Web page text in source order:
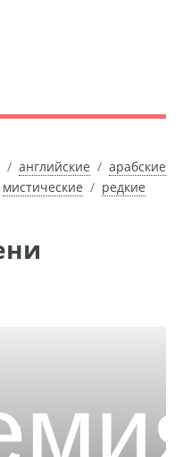
английские
арабские
мистические
редкие